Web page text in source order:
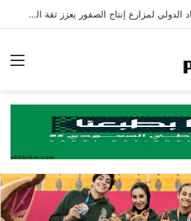
صقار نمساوي …. المزاد الدولي لمزارع إنتاج الصقور يعزز ثقة المزارع الأوروبية